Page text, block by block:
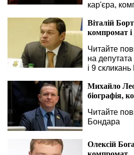
кар'єра,
Віталій
компромат і
Читайте
на
і 9
Михайло
біографія,
Читайте
Бондара
Олексій